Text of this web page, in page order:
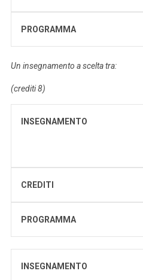
PROGRAMMA
Un insegnamento a scelta tra:
(crediti 8)
INSEGNAMENTO
CREDITI
PROGRAMMA
INSEGNAMENTO